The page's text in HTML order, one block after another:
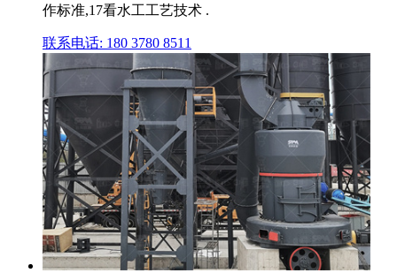
作标准,17看水工工艺技术 .
联系电话: 180 3780 8511